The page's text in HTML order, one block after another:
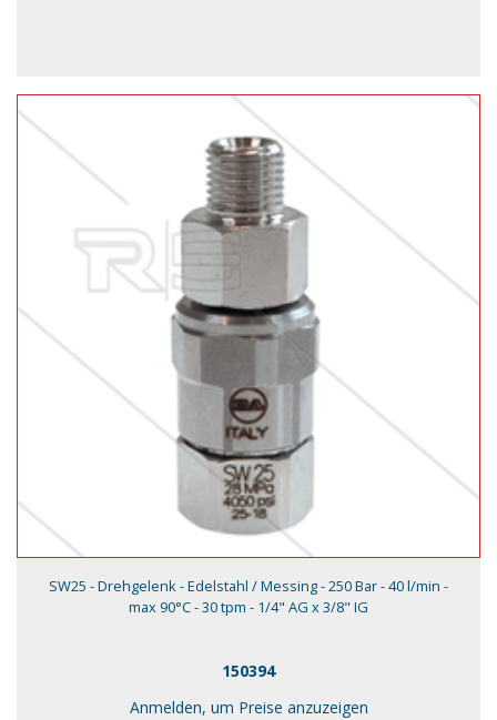
SW25 - Drehgelenk - Edelstahl / Messing - 250 Bar - 40 l/min -
max 90°C - 30 tpm - 1/4" AG x 3/8" IG
150394
Anmelden, um Preise anzuzeigen